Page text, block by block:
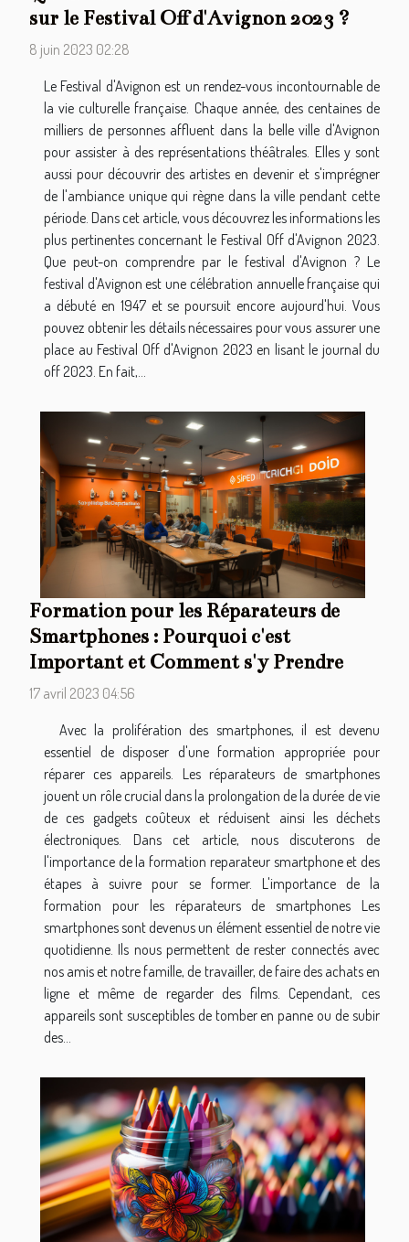
sur le Festival Off d'Avignon 2023 ?
8 juin 2023 02:28
Le Festival d'Avignon est un rendez-vous incontournable de
la vie culturelle française. Chaque année, des centaines de
milliers de personnes affluent dans la belle ville d'Avignon
pour assister à des représentations théâtrales. Elles y sont
aussi pour découvrir des artistes en devenir et s'imprégner
de l'ambiance unique qui règne dans la ville pendant cette
période. Dans cet article, vous découvrez les informations les
plus pertinentes concernant le Festival Off d'Avignon 2023.
Que peut-on comprendre par le festival d'Avignon ? Le
festival d'Avignon est une célébration annuelle française qui
a débuté en 1947 et se poursuit encore aujourd'hui. Vous
pouvez obtenir les détails nécessaires pour vous assurer une
place au Festival Off d'Avignon 2023 en lisant le journal du
off 2023. En fait,...
Formation pour les Réparateurs de
Smartphones : Pourquoi c'est
Important et Comment s'y Prendre
17 avril 2023 04:56
Avec la prolifération des smartphones, il est devenu
essentiel de disposer d'une formation appropriée pour
réparer ces appareils. Les réparateurs de smartphones
jouent un rôle crucial dans la prolongation de la durée de vie
de ces gadgets coûteux et réduisent ainsi les déchets
électroniques. Dans cet article, nous discuterons de
l'importance de la formation reparateur smartphone et des
étapes à suivre pour se former. L'importance de la
formation pour les réparateurs de smartphones Les
smartphones sont devenus un élément essentiel de notre vie
quotidienne. Ils nous permettent de rester connectés avec
nos amis et notre famille, de travailler, de faire des achats en
ligne et même de regarder des films. Cependant, ces
appareils sont susceptibles de tomber en panne ou de subir
des...